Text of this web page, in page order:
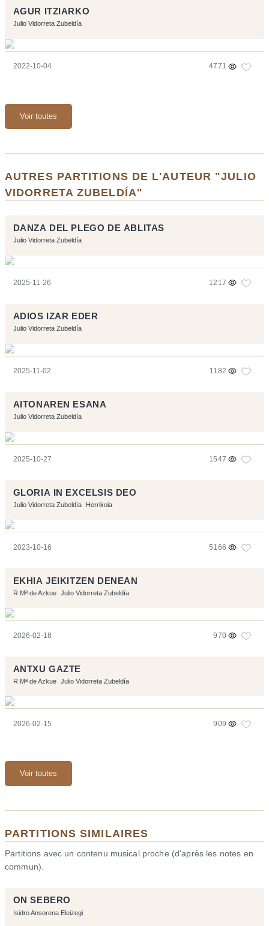
AGUR ITZIARKO
Julio Vidorreta Zubeldía
2022-10-04 4771
Voir toutes
AUTRES PARTITIONS DE L'AUTEUR "JULIO
VIDORRETA ZUBELDÍA"
DANZA DEL PLEGO DE ABLITAS
Julio Vidorreta Zubeldía
2025-11-26 1217
ADIOS IZAR EDER
Julio Vidorreta Zubeldía
2025-11-02 1182
AITONAREN ESANA
Julio Vidorreta Zubeldía
2025-10-27 1547
GLORIA IN EXCELSIS DEO
Julio Vidorreta Zubeldía Herrikoia
2023-10-16 5166
EKHIA JEIKITZEN DENEAN
R Mª de Azkue Julio Vidorreta Zubeldía
2026-02-18 970
ANTXU GAZTE
R Mª de Azkue Julio Vidorreta Zubeldía
2026-02-15 909
Voir toutes
PARTITIONS SIMILAIRES
Partitions avec un contenu musical proche (d'après les notes en
commun).
ON SEBERO
Isidro Ansorena Eleizegi